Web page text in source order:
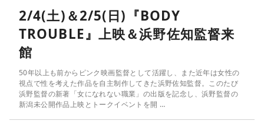
2/4(土)＆2/5(日)『BODY
TROUBLE』上映＆浜野佐知監督来
館
50年以上も前からピンク映画監督として活躍し、また近年は女性の
視点で性を考えた作品を自主制作してきた浜野佐知監督。このたび
浜野監督の新著「女になれない職業」の出版を記念し、浜野監督の
新潟未公開作品上映とトークイベントを開 …